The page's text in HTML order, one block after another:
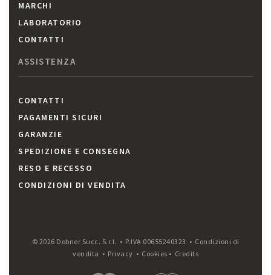
MARCHI
LABORATORIO
CONTATTI
ASSISTENZA
CONTATTI
PAGAMENTI SICURI
GARANZIE
SPEDIZIONE E CONSEGNA
RESO E RECESSO
CONDIZIONI DI VENDITA
© 2026 Dobner Succ. S.r.l. • P.IVA 00655240323 • Condizioni di
vendita • Privacy • Cookies • Credits